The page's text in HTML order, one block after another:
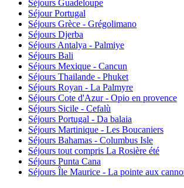
Séjours Guadeloupe
Séjour Portugal
Séjours Grèce - Grégolimano
Séjours Djerba
Séjours Antalya - Palmiye
Séjours Bali
Séjours Mexique - Cancun
Séjours Thailande - Phuket
Séjours Royan - La Palmyre
Séjours Cote d'Azur - Opio en provence
Séjours Sicile - Cefalù
Séjours Portugal - Da balaia
Séjours Martinique - Les Boucaniers
Séjours Bahamas - Columbus Isle
Séjours tout compris La Rosière été
Séjours Punta Cana
Séjours Île Maurice - La pointe aux